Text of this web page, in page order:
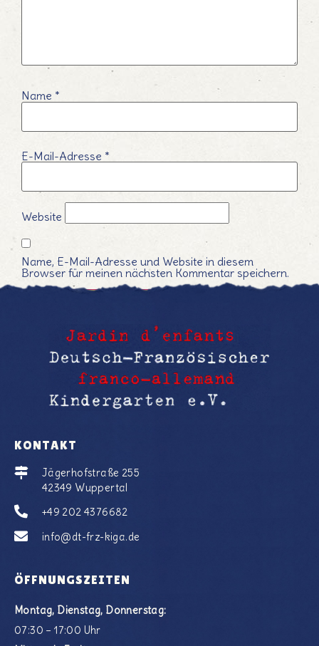
Name *
E-Mail-Adresse *
Website
Name, E-Mail-Adresse und Website in diesem
Browser für meinen nächsten Kommentar speichern.
KONTAKT
Jägerhofstraße 255
42349 Wuppertal
+49 202 4376682
info@dt-frz-kiga.de
ÖFFNUNGSZEITEN
Montag, Dienstag, Donnerstag:
07:30 – 17:00 Uhr